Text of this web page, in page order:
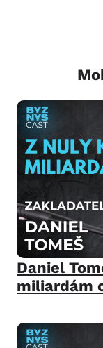
Daniel
miliardám